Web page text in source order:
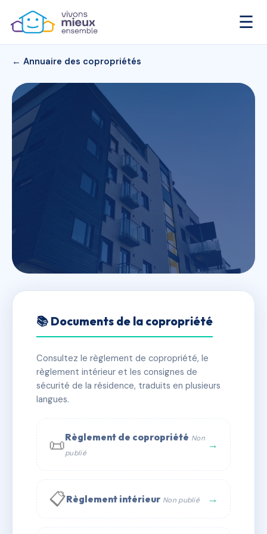
☰
← Annuaire des copropriétés
LES ADRAITS
✓ Immatriculée 🏠 195 lots 🏗 2 bâtiment(s)
📞 Contacter Syndic Digital
📚 Documents de la copropriété
Consultez le règlement de copropriété, le
règlement intérieur et les consignes de
sécurité de la résidence, traduits en plusieurs
langues.
📜Règlement de copropriété Non
publié
→
📋Règlement intérieur Non publié →